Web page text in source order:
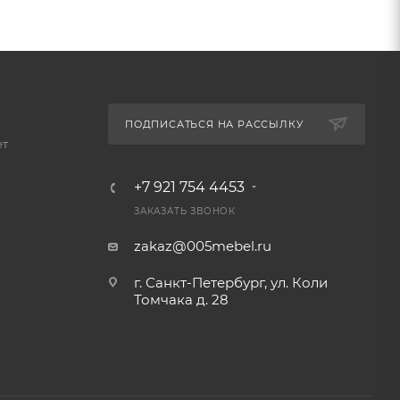
ПОДПИСАТЬСЯ НА РАССЫЛКУ
+7 921 754 4453
ЗАКАЗАТЬ ЗВОНОК
zakaz@005mebel.ru
г. Санкт-Петербург, ул. Коли
Томчака д. 28